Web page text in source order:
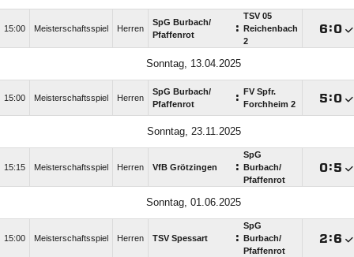
15:00 Meisterschaftsspiel Herren
SpG Burbach/​
Pfaffenrot
:
TSV 05
Reichenbach
2
:
Sonntag, 13.04.2025
15:00 Meisterschaftsspiel Herren
SpG Burbach/​
Pfaffenrot
:
FV Spfr.
Forchheim 2
:
Sonntag, 23.11.2025
15:15 Meisterschaftsspiel Herren VfB Grötzingen :
SpG
Burbach/​
Pfaffenrot
:
Sonntag, 01.06.2025
15:00 Meisterschaftsspiel Herren TSV Spessart :
SpG
Burbach/​
Pfaffenrot
: